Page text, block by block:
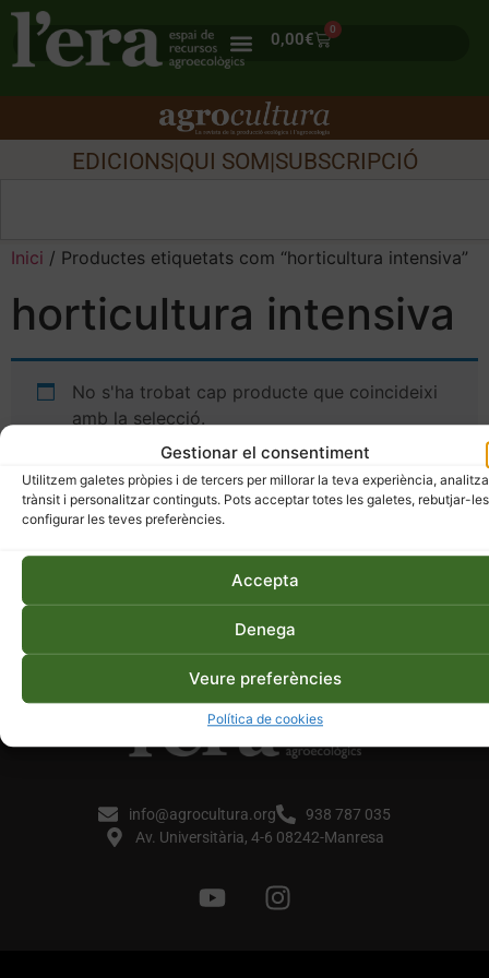
Gestionar el consentiment
Utilitzem galetes pròpies i de tercers per millorar la teva experiència,
trànsit i personalitzar continguts. Pots acceptar totes les galetes, rebutjar-
configurar les teves preferències.
Accepta
Denega
Veure preferències
Política de cookies
0,00€
0
EDICIONS|QUI SOM|SUBSCRIPCIÓ
Inici / Productes etiquetats com “horticultura intensiva”
horticultura intensiva
No s'ha trobat cap producte que coincideixi
amb la selecció.
info@agrocultura.org
938 787 035
Av. Universitària, 4-6 08242-Manresa